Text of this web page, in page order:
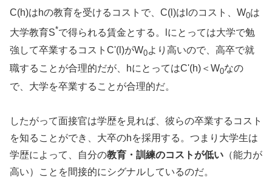
C(h)はhの教育を受けるコストで、C(l)はlのコスト、W0は
大学教育S*で得られる賃金とする。lにとっては大学で勉
強して卒業するコストC'(l)がW0より高いので、高卒で就
職することが合理的だが、hにとってはC'(h)＜W0なの
で、大学を卒業することが合理的だ。
したがって面接官は学歴を見れば、彼らの卒業するコスト
を知ることができ、大卒のhを採用する。つまり大学生は
学歴によって、自分の教育・訓練のコストが低い （能力が
高い）ことを間接的にシグナルしているのだ。